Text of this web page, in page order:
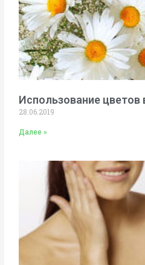
Использование цветов
28.06.2019
Далее »